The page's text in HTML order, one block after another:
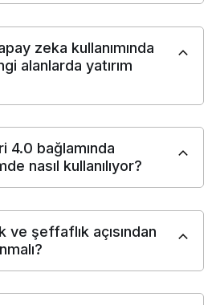
zeka kullanımında
alanlarda yatırım
4.0 bağlamında
nasıl kullanılıyor?
şeffaflık açısından